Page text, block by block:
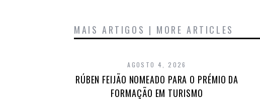
MAIS ARTIGOS | MORE ARTICLES
AGOSTO 4, 2026
RÚBEN FEIJÃO NOMEADO PARA O PRÉMIO DA
FORMAÇÃO EM TURISMO